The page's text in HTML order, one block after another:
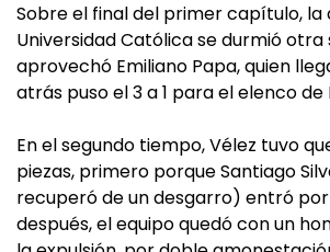
Sobre el final del primer capítulo, la
Universidad Católica se durmió otra
aprovechó Emiliano Papa, quien
atrás puso el 3 a 1 para el elenco
En el segundo tiempo, Vélez tuvo
piezas, primero porque Santiago
recuperó de un desgarro) entró por
después, el equipo quedó con un